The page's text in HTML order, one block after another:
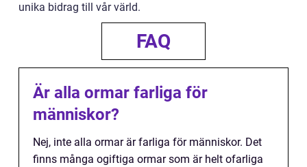
unika bidrag till vår värld.
FAQ
Är alla ormar farliga för
människor?
Nej, inte alla ormar är farliga för människor. Det
finns många ogiftiga ormar som är helt ofarliga